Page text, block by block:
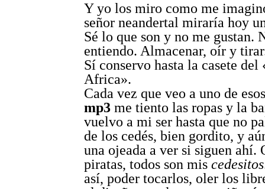
Y yo los miro como me
señor neandertal miraría hoy
Sé lo que son y no me gustan.
entiendo. Almacenar, oír y
Sí conservo hasta la casete del
Africa».
Cada vez que veo a uno de
mp3 me tiento las ropas y la
vuelvo a mi ser hasta que no
de los cedés, bien gordito, y
una ojeada a ver si siguen ahí.
piratas, todos son mis cedesitos
así, poder tocarlos, oler los